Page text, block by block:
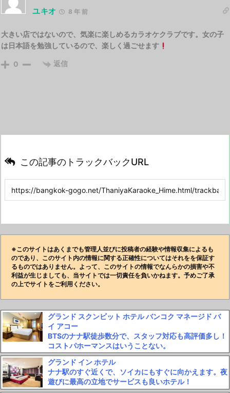
ユキオ 8 年 前
大きい店ではないので、気楽に楽しめるカラオケクラブです。女の子
は日本語を勉強しているので、楽しく過ごせます
0 返信
この記事のトラックバックURL
※このサイトはあくまでも管理人並びに投稿者の経験や情報収集によるも
のであり、このサイト内の情報に関する正確性についてはそれをを保証す
るものではありません。よって、このサイトの情報でなんらかの損害や不
利益が生じましても、当サイトでは一切責任を負いかねます。予めご了承
の上でサイトをご利用ください。
グランド スクンビット ホテル バンコク マネージド バ
イ アコー
BTSのナナ駅徒歩数分で、スタッフ対応も高評価多し！
コストパホーマンスはいうことない。
グランド イン ホテル
ナナ駅のすぐ近くで、ソイカにもすぐに向かえます。夜
遊びに最高の立地でサービスも良いホテル！